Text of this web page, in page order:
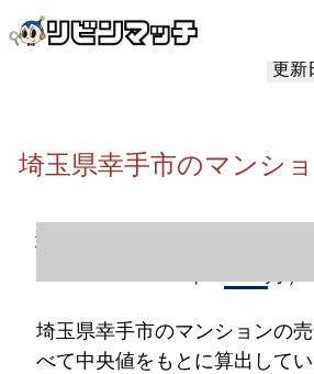
更新
埼玉県幸手市のマンシ
埼玉県幸手市のマンション
埼玉県幸手市のマンションの
べて中央値をもとに算出してい